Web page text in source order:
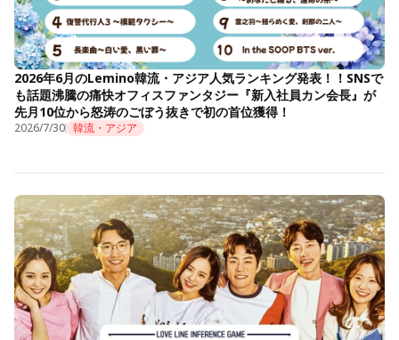
2026年6月のLemino韓流・アジア人気ランキング発表！！SNSで
も話題沸騰の痛快オフィスファンタジー『新入社員カン会長』が
先月10位から怒涛のごぼう抜きで初の首位獲得！
2026/7/30 韓流・アジア